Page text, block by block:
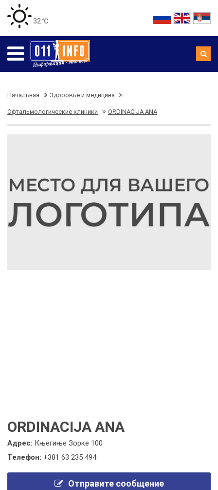
32 ℃
Начальная Здоровье и медицина
Офтальмологические клиники ORDINACIJA ANA
ORDINACIJA ANA
Адрес: Књегиње Зорке 100
Телефон: +381 63 235 494
Отправите сообщение